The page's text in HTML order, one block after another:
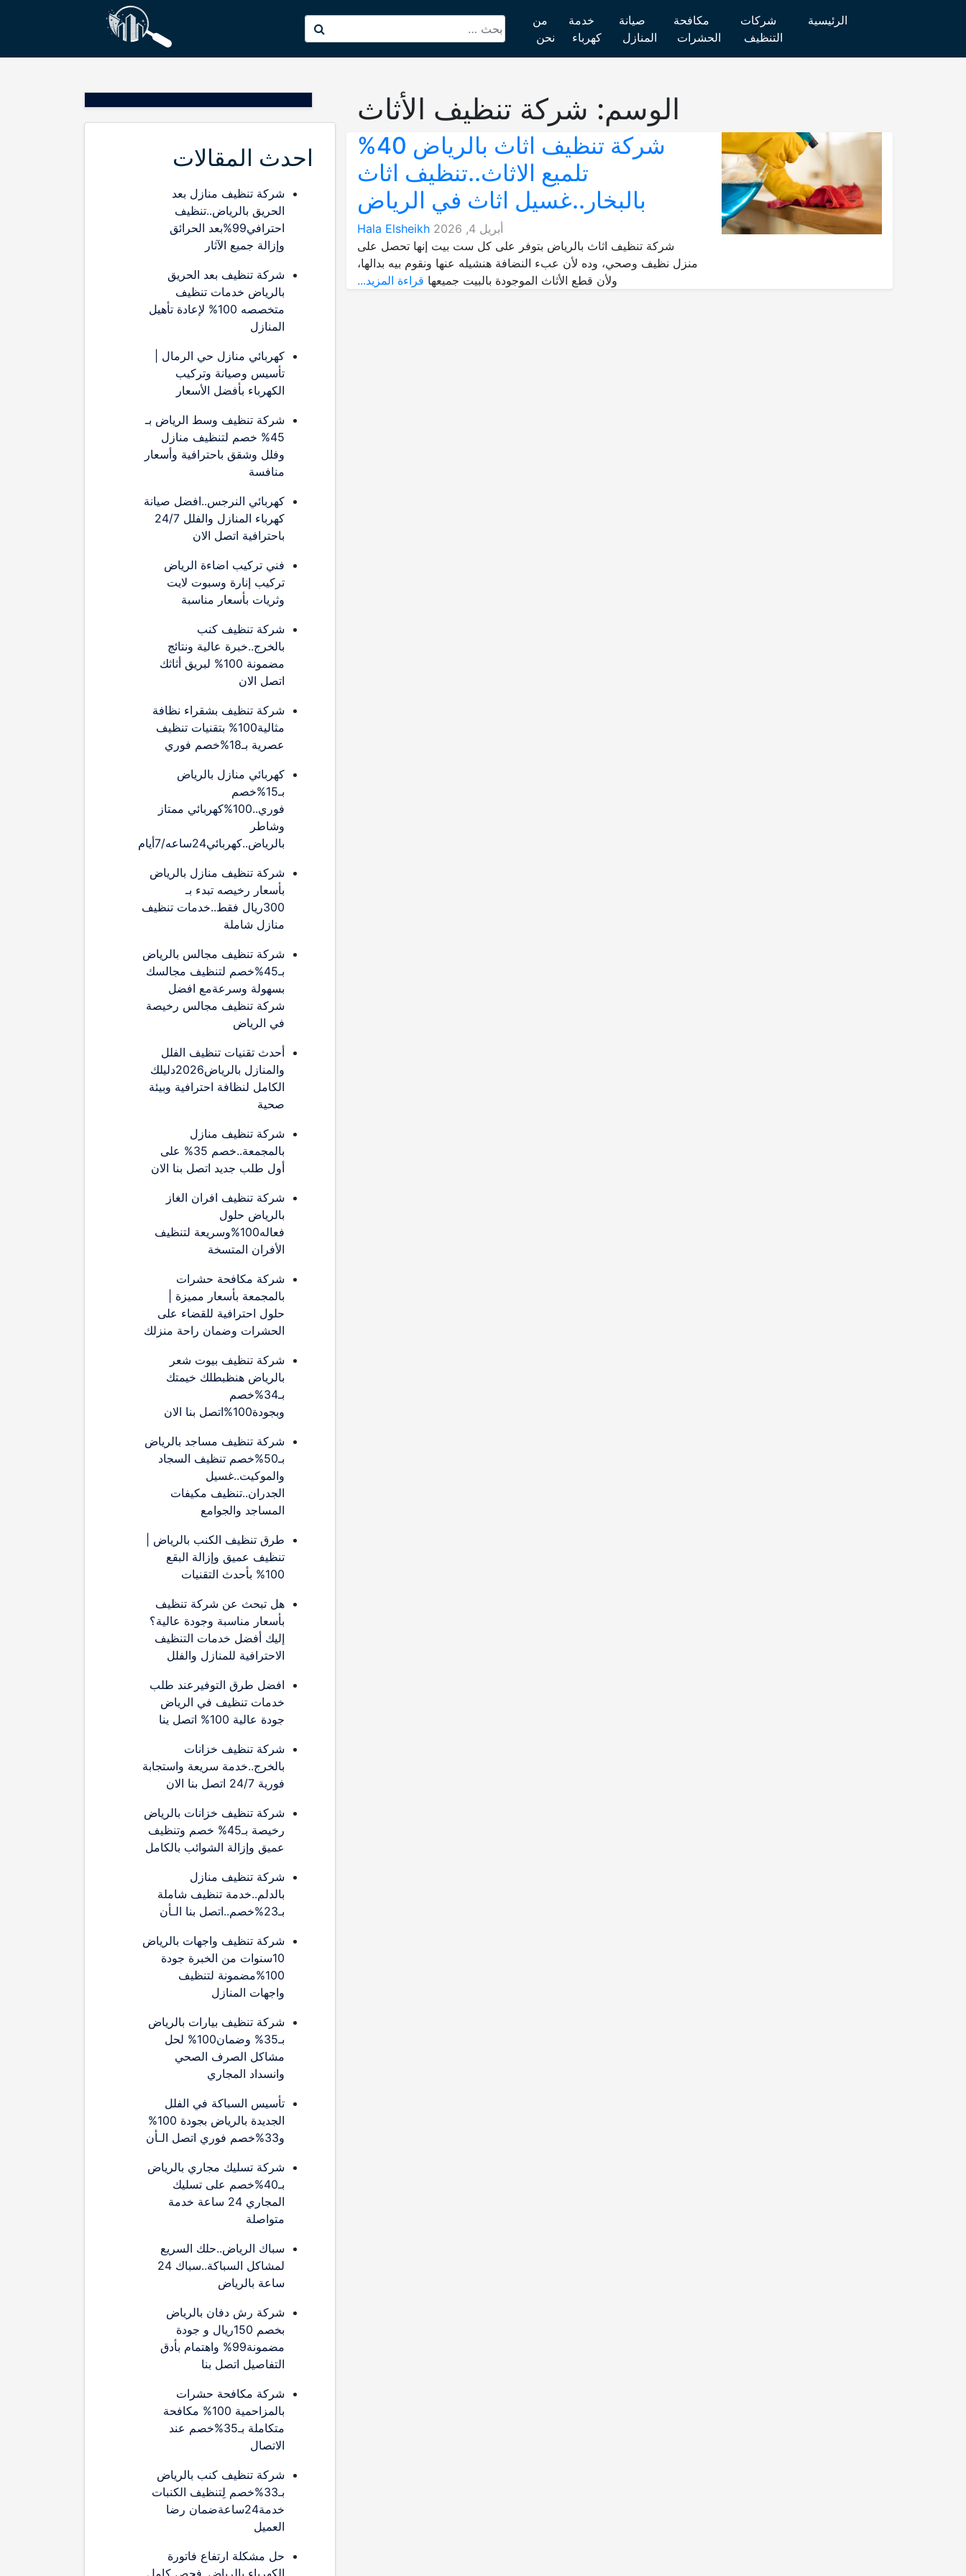
الرئيسية
شركات
التنظيف
مكافحة
الحشرات
صيانة
المنازل
خدمة
كهرباء
من
نحن
عن:
الوسم: شركة تنظيف الأثاث
شركة تنظيف اثاث بالرياض 40%
تلميع الاثاث..تنظيف اثاث
بالبخار..غسيل اثاث في الرياض
أبريل 4, 2026
Hala Elsheikh
شركة تنظيف اثاث بالرياض بتوفر على كل ست بيت إنها تحصل على
منزل نظيف وصحي، وده لأن عبء النضافة هنشيله عنها ونقوم بيه بدالها،
ولأن قطع الأثاث الموجودة بالبيت جميعها قراءة المزيد...
احدث المقالات
شركة تنظيف منازل بعد
الحريق بالرياض..تنظيف
احترافي99%بعد الحرائق
وإزالة جميع الآثار
شركة تنظيف بعد الحريق
بالرياض خدمات تنظيف
متخصصه 100% لإعادة تأهيل
المنازل
كهربائي منازل حي الرمال |
تأسيس وصيانة وتركيب
الكهرباء بأفضل الأسعار
شركة تنظيف وسط الرياض بـ
45% خصم لتنظيف منازل
وفلل وشقق باحترافية وأسعار
منافسة
كهربائي النرجس..افضل صيانة
كهرباء المنازل والفلل 24/7
باحترافية اتصل الان
فني تركيب اضاءة الرياض
تركيب إنارة وسبوت لايت
وثريات بأسعار مناسبة
شركة تنظيف كنب
بالخرج..خبرة عالية ونتائج
مضمونة 100% لبريق أثاثك
اتصل الان
شركة تنظيف بشقراء نظافة
مثالية100% بتقنيات تنظيف
عصرية بـ18%خصم فوري
كهربائي منازل بالرياض
بـ15%خصم
فوري..100%كهربائي ممتاز
وشاطر
بالرياض..كهربائي24ساعه/7أيام
شركة تنظيف منازل بالرياض
بأسعار رخيصه تبدء بـ
300ريال فقط..خدمات تنظيف
منازل شاملة
شركة تنظيف مجالس بالرياض
بـ45%خصم لتنظيف مجالسك
بسهولة وسرعةمع افضل
شركة تنظيف مجالس رخيصة
في الرياض
أحدث تقنيات تنظيف الفلل
والمنازل بالرياض2026دليلك
الكامل لنظافة احترافية وبيئة
صحية
شركة تنظيف منازل
بالمجمعة..خصم 35% على
أول طلب جديد اتصل بنا الان
شركة تنظيف افران الغاز
بالرياض حلول
فعاله100%وسريعة لتنظيف
الأفران المتسخة
شركة مكافحة حشرات
بالمجمعة بأسعار مميزة |
حلول احترافية للقضاء على
الحشرات وضمان راحة منزلك
شركة تنظيف بيوت شعر
بالرياض هنظبطلك خيمتك
بـ34%خصم
وبجودة100%اتصل بنا الان
شركة تنظيف مساجد بالرياض
بـ50%خصم تنظيف السجاد
والموكيت..غسيل
الجدران..تنظيف مكيفات
المساجد والجوامع
طرق تنظيف الكنب بالرياض |
تنظيف عميق وإزالة البقع
100% بأحدث التقنيات
هل تبحث عن شركة تنظيف
بأسعار مناسبة وجودة عالية؟
إليك أفضل خدمات التنظيف
الاحترافية للمنازل والفلل
افضل طرق التوفيرعند طلب
خدمات تنظيف في الرياض
جودة عالية 100% اتصل ينا
شركة تنظيف خزانات
بالخرج..خدمة سريعة واستجابة
فورية 24/7 اتصل بنا الان
شركة تنظيف خزانات بالرياض
رخيصة بـ45% خصم وتنظيف
عميق وإزالة الشوائب بالكامل
شركة تنظيف منازل
بالدلم..خدمة تنظيف شاملة
بـ23%خصم..اتصل بنا الـأن
شركة تنظيف واجهات بالرياض
10سنوات من الخبرة جودة
100%مضمونة لتنظيف
واجهات المنازل
شركة تنظيف بيارات بالرياض
بـ35% وضمان100% لحل
مشاكل الصرف الصحي
وانسداد المجاري
تأسيس السباكة في الفلل
الجديدة بالرياض بجودة 100%
و33%خصم فوري اتصل الـأن
شركة تسليك مجاري بالرياض
بـ40%خصم على تسليك
المجاري 24 ساعة خدمة
متواصلة
سباك الرياض..حلك السريع
لمشاكل السباكة..سباك 24
ساعة بالرياض
شركة رش دفان بالرياض
بخصم 150ريال و جودة
مضمونة99% واهتمام بأدق
التفاصيل اتصل بنا
شركة مكافحة حشرات
بالمزاحمية 100% مكافحة
متكاملة بـ35%خصم عند
الاتصال
شركة تنظيف كنب بالرياض
بـ33%خصم لِتنظيف الكنبات
خدمة24ساعةضمان رضا
العميل
حل مشكلة ارتفاع فاتورة
الكهرباء بالرياض..فحص كامل